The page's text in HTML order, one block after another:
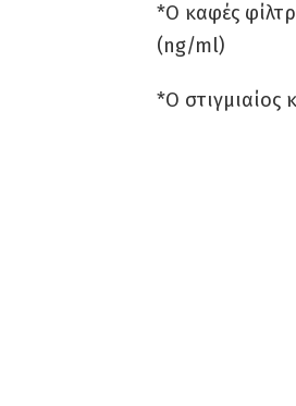
*Ο καφές
(ng/ml)
*Ο στιγμιαίος